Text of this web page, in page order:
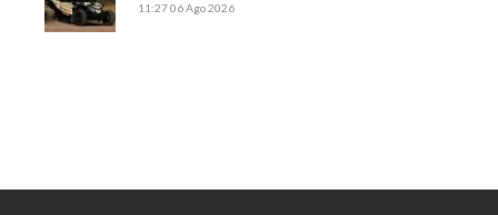
11:2706 Ago 2026